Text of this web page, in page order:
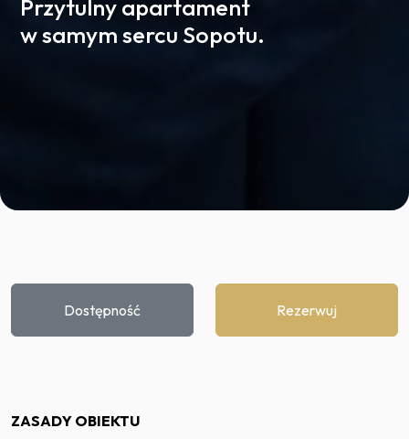
Przytulny apartament
w samym sercu Sopotu.
Dostępność Rezerwuj
ZASADY OBIEKTU